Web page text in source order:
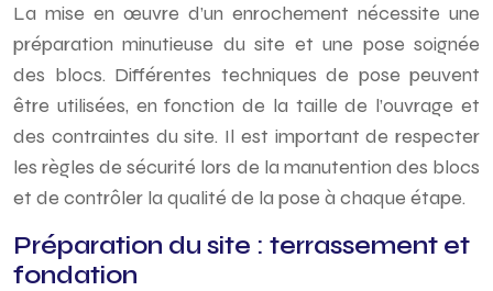
La mise en œuvre d’un enrochement nécessite une
préparation minutieuse du site et une pose soignée
des blocs. Différentes techniques de pose peuvent
être utilisées, en fonction de la taille de l’ouvrage et
des contraintes du site. Il est important de respecter
les règles de sécurité lors de la manutention des blocs
et de contrôler la qualité de la pose à chaque étape.
Préparation du site : terrassement et
fondation